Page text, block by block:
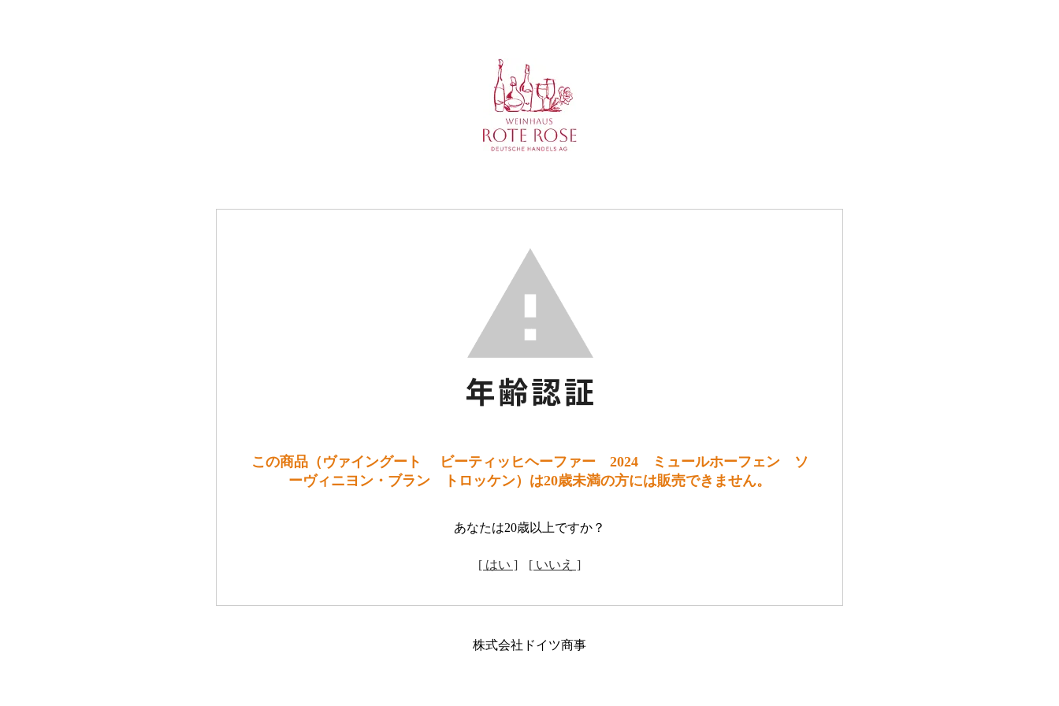
この商品（ヴァイングート ビーティッヒヘーファー 2024 ミュールホーフェン ソ
ーヴィニヨン・ブラン トロッケン）は20歳未満の方には販売できません。
あなたは20歳以上ですか？
[ はい ] [ いいえ ]
株式会社ドイツ商事